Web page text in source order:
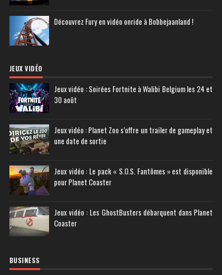
Découvrez Fury en vidéo onride à Bobbejaanland !
JEUX VIDÉO
Jeux vidéo : Soirées Fortnite à Walibi Belgium les 24 et
30 août
Jeux vidéo : Planet Zoo s’offre un trailer de gameplay et
une date de sortie
Jeux vidéo : Le pack « S.O.S. Fantômes » est disponible
pour Planet Coaster
Jeux vidéo : Les GhostBusters débarquent dans Planet
Coaster
BUSINESS